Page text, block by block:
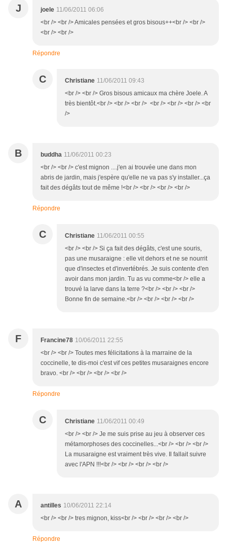
J joele 11/06/2011 06:06
<br /> <br /> Amicales pensées et gros bisous++<br /> <br />
<br /> <br />
Répondre
C Christiane 11/06/2011 09:43
<br /> <br /> Gros bisous amicaux ma chère Joele. A
très bientôt.<br /> <br /> <br /> <br /> <br /> <br /> <br
/>
B buddha 11/06/2011 00:23
<br /> <br /> c'est mignon ....j'en ai trouvée une dans mon
abris de jardin, mais j'espère qu'elle ne va pas s'y installer...ça
fait des dégâts tout de même !<br /> <br /> <br /> <br />
Répondre
C Christiane 11/06/2011 00:55
<br /> <br /> Si ça fait des dégâts, c'est une souris,
pas une musaraigne : elle vit dehors et ne se nourrit
que d'insectes et d'invertébrés. Je suis contente d'en
avoir dans mon jardin. Tu as vu comme<br /> elle a
trouvé la larve dans la terre ?<br /> <br /> <br />
Bonne fin de semaine.<br /> <br /> <br /> <br />
F Francine78 10/06/2011 22:55
<br /> <br /> Toutes mes félicitations à la marraine de la
coccinelle, te dis-moi c'est vif ces petites musaraignes encore
bravo. <br /> <br /> <br /> <br />
Répondre
C Christiane 11/06/2011 00:49
<br /> <br /> Je me suis prise au jeu à observer ces
métamorphoses des coccinelles...<br /> <br /> <br />
La musaraigne est vraiment très vive. Il fallait suivre
avec l'APN !!!<br /> <br /> <br /> <br />
A antilles 10/06/2011 22:14
<br /> <br /> tres mignon, kiss<br /> <br /> <br /> <br />
Répondre